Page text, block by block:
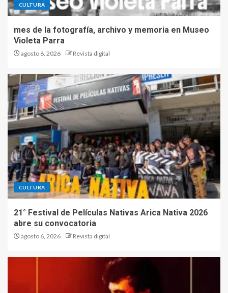
CULTURA
mes de la fotografía, archivo y memoria en Museo
Violeta Parra
agosto 6, 2026 Revista digital
CULTURA
21° Festival de Películas Nativas Arica Nativa 2026
abre su convocatoria
agosto 6, 2026 Revista digital